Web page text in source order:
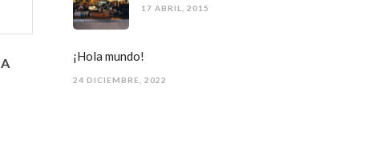
17 ABRIL, 2015
¡Hola mundo!
24 DICIEMBRE, 2022